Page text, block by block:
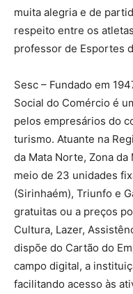
muita alegria e de
respeito entre os
professor de Esportes
Sesc – Fundado em
Social do Comércio é
pelos empresários do
turismo. Atuante na
da Mata Norte, Zona
meio de 23 unidades
(Sirinhaém), Triunfo e
gratuitas ou a preços
Cultura, Lazer,
dispõe do Cartão do
campo digital, a
facilitando acesso às